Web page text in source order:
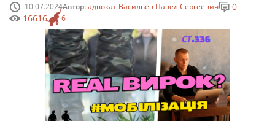
10.07.2024Автор:адвокат Васильев Павел Сергеевич
6
0
16616